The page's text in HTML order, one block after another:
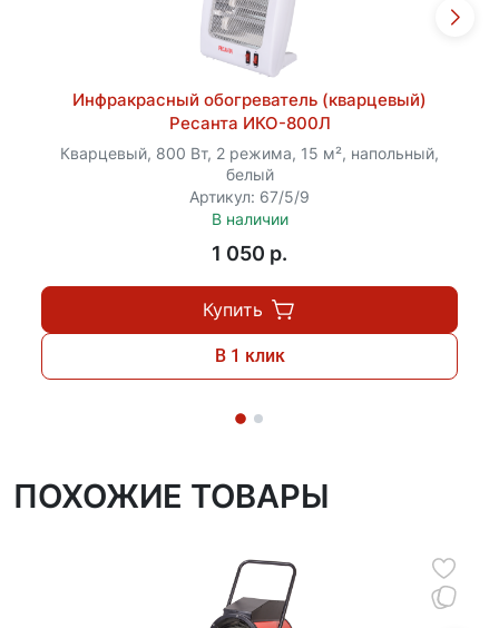
Инфракрасный обогреватель (кварцевый)
Ресанта ИКО-800Л
Кварцевый, 800 Вт, 2 режима, 15 м², напольный,
белый
Артикул: 67/5/9
В наличии
1 050 p.
Купить
В 1 клик
ПОХОЖИЕ ТОВАРЫ